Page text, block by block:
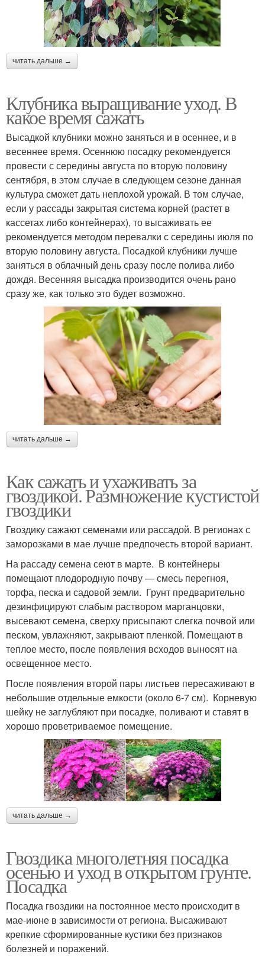
читать дальше →
Клубника выращивание уход. В
какое время сажать
Высадкой клубники можно заняться и в осеннее, и в
весеннее время. Осеннюю посадку рекомендуется
провести с середины августа по вторую половину
сентября, в этом случае в следующем сезоне данная
культура сможет дать неплохой урожай. В том случае,
если у рассады закрытая система корней (растет в
кассетах либо контейнерах), то высаживать ее
рекомендуется методом перевалки с середины июля по
вторую половину августа. Посадкой клубники лучше
заняться в облачный день сразу после полива либо
дождя. Весенняя высадка производится очень рано
сразу же, как только это будет возможно.
читать дальше →
Как сажать и ухаживать за
гвоздикой. Размножение кустистой
гвоздики
Гвоздику сажают семенами или рассадой. В регионах с
заморозками в мае лучше предпочесть второй вариант.
На рассаду семена сеют в марте. В контейнеры
помещают плодородную почву — смесь перегноя,
торфа, песка и садовой земли. Грунт предварительно
дезинфицируют слабым раствором марганцовки,
высевают семена, сверху присыпают слегка почвой или
песком, увлажняют, закрывают пленкой. Помещают в
теплое место, после появления всходов выносят на
освещенное место.
После появления второй пары листьев пересаживают в
небольшие отдельные емкости (около 6-7 см). Корневую
шейку не заглубляют при посадке, поливают и ставят в
хорошо проветриваемое помещение.
читать дальше →
Гвоздика многолетняя посадка
осенью и уход в открытом грунте.
Посадка
Посадка гвоздики на постоянное место происходит в
мае-июне в зависимости от региона. Высаживают
крепкие сформированные кустики без признаков
болезней и поражений.